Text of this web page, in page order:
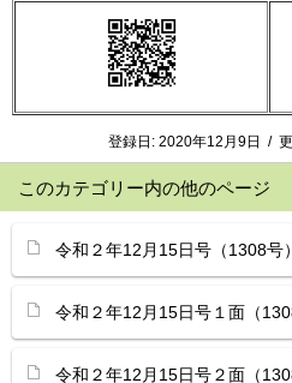
登録日: 2020年12月9日 /
このカテゴリー内の他のページ
令和２年12月15日号（1308号
令和２年12月15日号１面（
令和２年12月15日号２面（